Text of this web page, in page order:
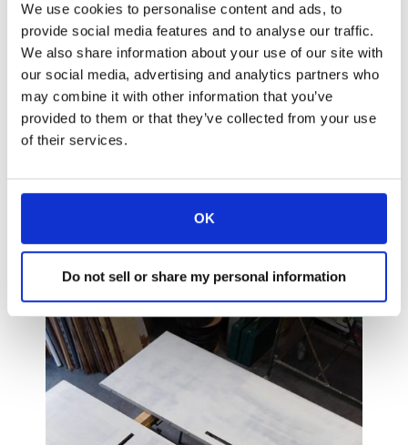
We use cookies to personalise content and ads, to
provide social media features and to analyse our traffic.
We also share information about your use of our site with
our social media, advertising and analytics partners who
may combine it with other information that you’ve
provided to them or that they’ve collected from your use
of their services.
OK
Do not sell or share my personal information
per creare i prodotti, il marchio riesce a
combinare con successo questo aspetto con
un’estetica di design pluripremiata e
caratteristiche tecniche all’avanguardia. Per
questo motivo, il ritorno alle nostre radici
significa che accogliamo sempre con favore
la possibilità di lavorare anche su piccoli
integratori di sistema, come nel caso di
un’installazione recentemente completata a